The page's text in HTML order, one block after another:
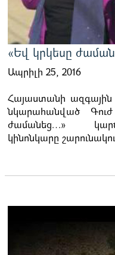
«Եվ կրկեսը
Ապրիլի 25, 2016
Հայաստանի ազգային
նկարահանված
ժամանեց…»
կինոնկարը